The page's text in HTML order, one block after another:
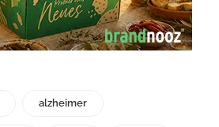
alzheimer